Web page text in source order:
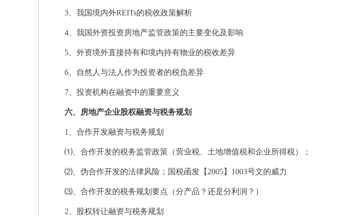
3、我国境内外REITs的税收政策解析
4、我国外资投资房地产监管政策的主要变化及影响
5、外资境外直接持有和境内持有物业的税收差异
6、自然人与法人作为投资者的税负差异
7、投资机构在融资中的重要意义
六、房地产企业股权融资与税务规划
1、合作开发融资与税务规划
⑴、合作开发的税务监管政策（营业税、土地增值税和企业所得税）；
⑵、伪合作开发的法律风险；国税函发【2005】1003号文的威力
⑶、合作开发的税务规划要点（分产品？还是分利润？）
2、股权转让融资与税务规划